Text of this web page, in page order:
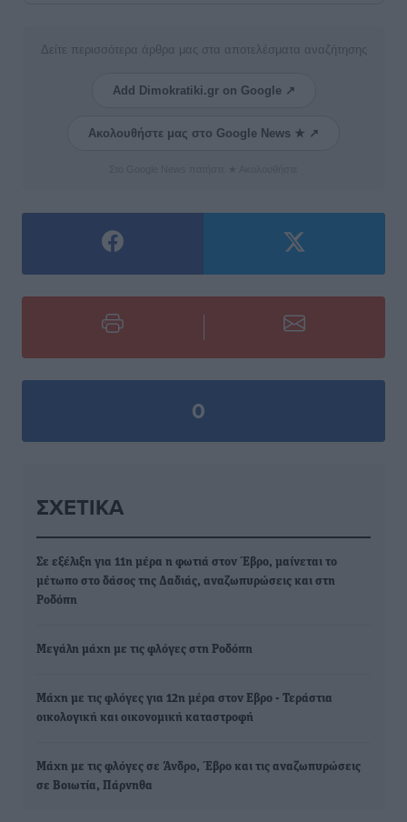
Δείτε περισσότερα άρθρα μας στα αποτελέσματα αναζήτησης
Add Dimokratiki.gr on Google ↗
Ακολουθήστε μας στο Google News ★ ↗
0
ΣΧΕΤΙΚΆ
Σε εξέλιξη για 11η μέρα η φωτιά στον Έβρο, μαίνεται το
μέτωπο στο δάσος της Δαδιάς, αναζωπυρώσεις και στη
Ροδόπη
Μεγάλη μάχη με τις φλόγες στη Ροδόπη
Μάχη με τις φλόγες για 12η μέρα στον Εβρο - Τεράστια
οικολογική και οικονομική καταστροφή
Μάχη με τις φλόγες σε Άνδρο, Έβρο και τις αναζωπυρώσεις
σε Βοιωτία, Πάρνηθα